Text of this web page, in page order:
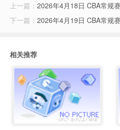
上一篇： 2026年4月18日 CBA常规
下一篇： 2026年4月19日 CBA常规
相关推荐